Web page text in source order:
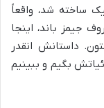
زوئیک ساخته شد، واقعاً
جیمز باند، اینجا
داستانش انقدر
بگیم و ببینیم